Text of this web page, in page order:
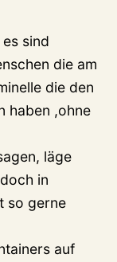
sind
die am
die den
haben ,ohne
läge
in
so gerne
auf